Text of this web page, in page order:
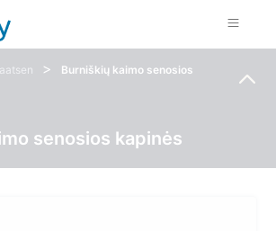
>
Burniškių kaimo senosios
senosios kapinės